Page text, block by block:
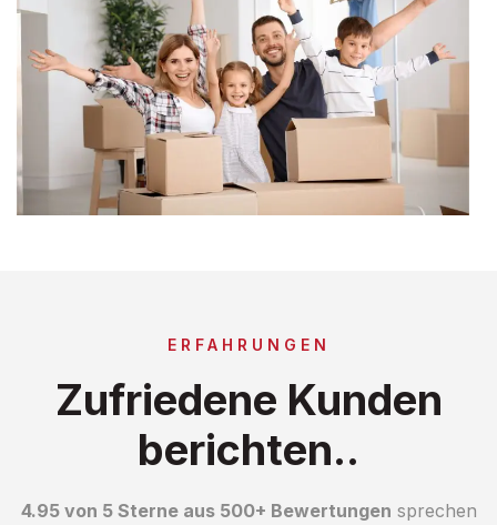
ERFAHRUNGEN
Zufriedene Kunden
berichten..
4.95 von 5 Sterne aus 500+ Bewertungen sprechen